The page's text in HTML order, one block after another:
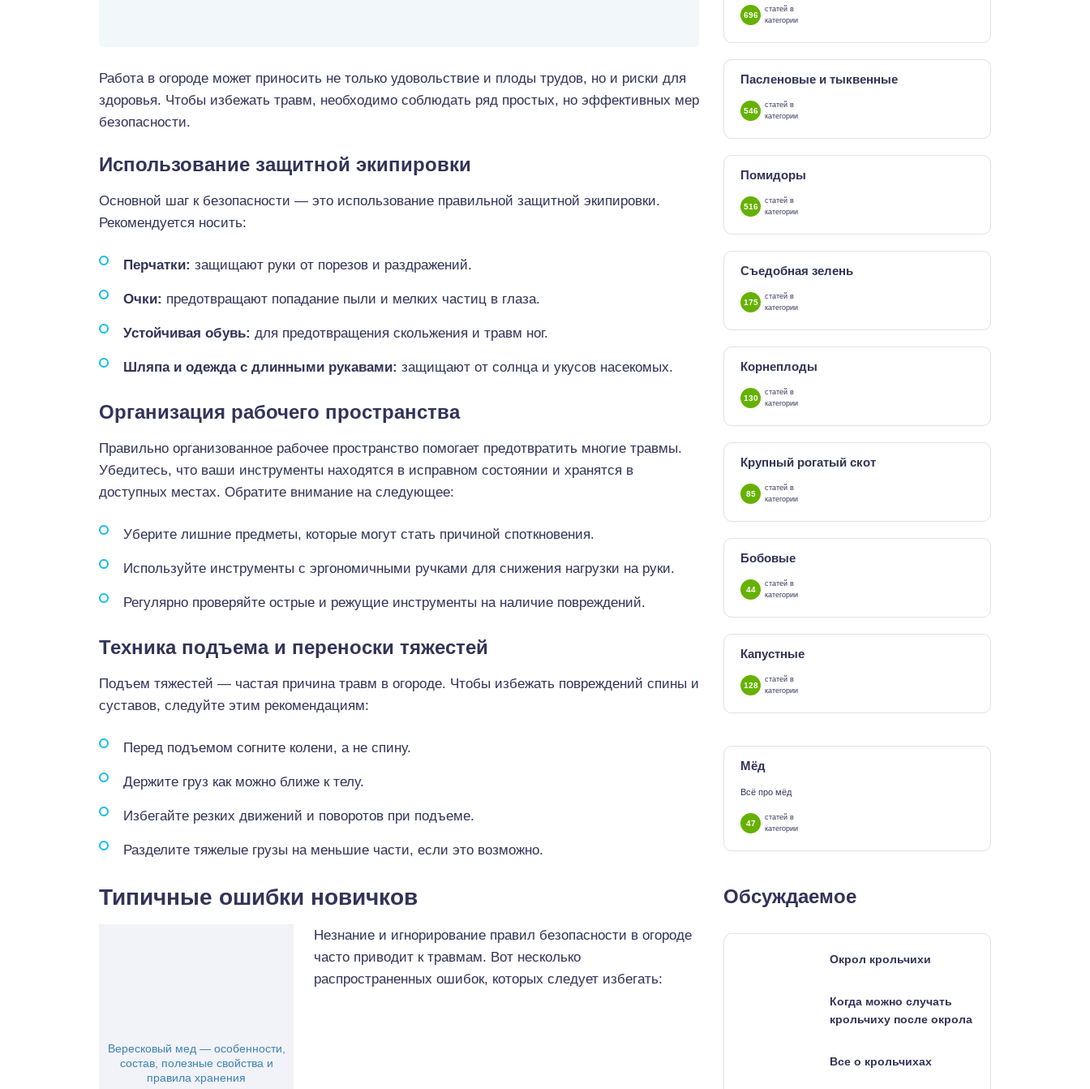
Работа в огороде может приносить не только удовольствие и плоды трудов, но и риски для
здоровья. Чтобы избежать травм, необходимо соблюдать ряд простых, но эффективных мер
безопасности.
Использование защитной экипировки
Основной шаг к безопасности — это использование правильной защитной экипировки.
Рекомендуется носить:
Перчатки: защищают руки от порезов и раздражений.
Очки: предотвращают попадание пыли и мелких частиц в глаза.
Устойчивая обувь: для предотвращения скольжения и травм ног.
Шляпа и одежда с длинными рукавами: защищают от солнца и укусов насекомых.
Организация рабочего пространства
Правильно организованное рабочее пространство помогает предотвратить многие травмы.
Убедитесь, что ваши инструменты находятся в исправном состоянии и хранятся в
доступных местах. Обратите внимание на следующее:
Уберите лишние предметы, которые могут стать причиной споткновения.
Используйте инструменты с эргономичными ручками для снижения нагрузки на руки.
Регулярно проверяйте острые и режущие инструменты на наличие повреждений.
Техника подъема и переноски тяжестей
Подъем тяжестей — частая причина травм в огороде. Чтобы избежать повреждений спины и
суставов, следуйте этим рекомендациям:
Перед подъемом согните колени, а не спину.
Держите груз как можно ближе к телу.
Избегайте резких движений и поворотов при подъеме.
Разделите тяжелые грузы на меньшие части, если это возможно.
Типичные ошибки новичков
Вересковый мед — особенности,
состав, полезные свойства и
правила хранения
Незнание и игнорирование правил безопасности в огороде
часто приводит к травмам. Вот несколько
распространенных ошибок, которых следует избегать:
696
статей в
категории
Пасленовые и тыквенные
546
статей в
категории
Помидоры
516
статей в
категории
Съедобная зелень
175
статей в
категории
Корнеплоды
130
статей в
категории
Крупный рогатый скот
85
статей в
категории
Бобовые
44
статей в
категории
Капустные
128
статей в
категории
Мёд
Всё про мёд
47
статей в
категории
Обсуждаемое
Окрол крольчихи
Когда можно случать
крольчиху после окрола
Все о крольчихах